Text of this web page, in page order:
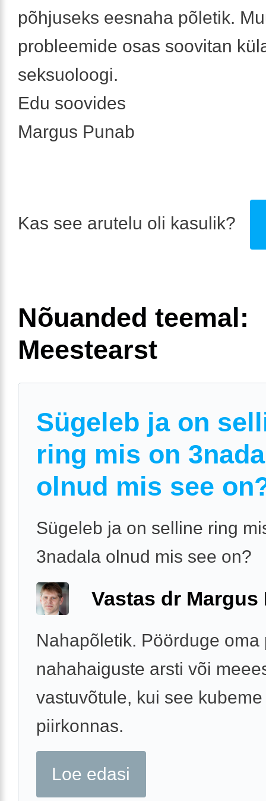
põhjuseks eesnaha põletik.
probleemide osas soovitan
seksuoloogi.
Edu soovides
Margus Punab
Kas see arutelu oli kasulik?
Nõuanded teemal:
Meestearst
Sügeleb ja on
ring mis on
olnud mis see
Sügeleb ja on selline ring
3nadala olnud mis see on?
Vastas dr Margus
Nahapõletik. Pöörduge oma
nahahaiguste arsti või
vastuvõtule, kui see kubeme
piirkonnas.
Loe edasi